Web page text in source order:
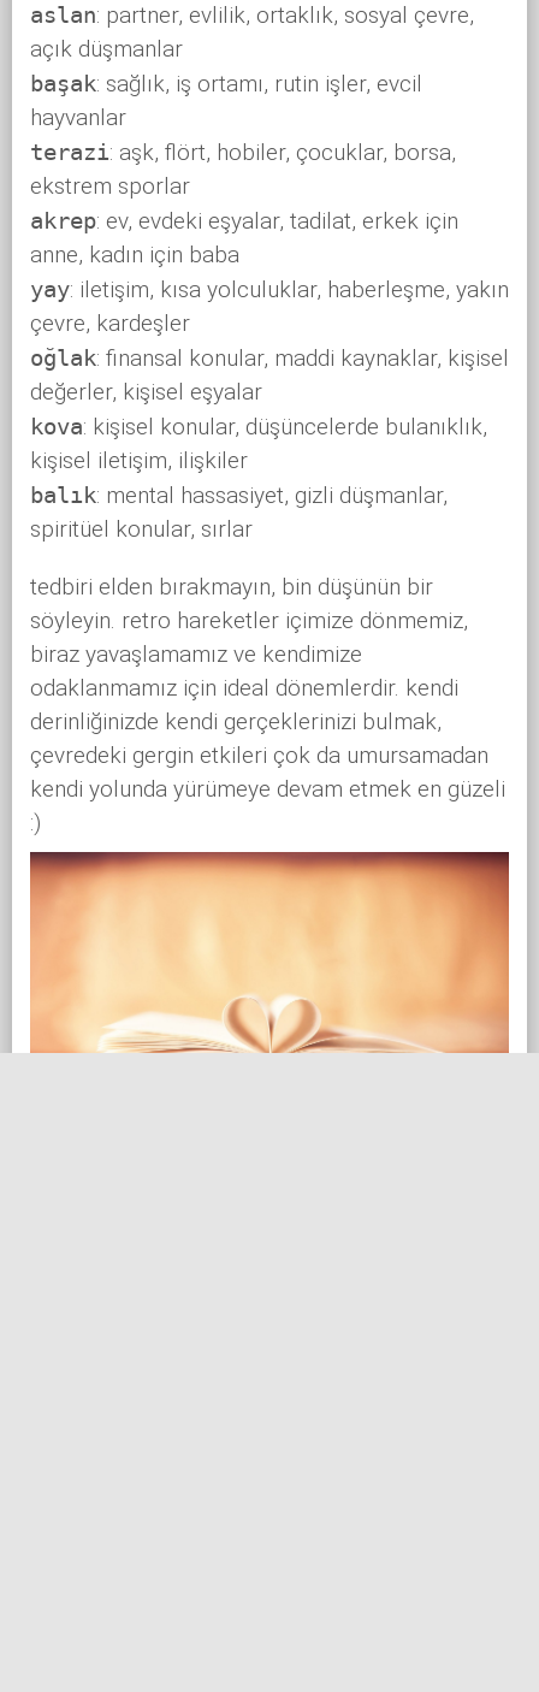
aslan: partner, evlilik, ortaklık, sosyal çevre,
açık düşmanlar
başak: sağlık, iş ortamı, rutin işler, evcil
hayvanlar
terazi: aşk, flört, hobiler, çocuklar, borsa,
ekstrem sporlar
akrep: ev, evdeki eşyalar, tadilat, erkek için
anne, kadın için baba
yay: iletişim, kısa yolculuklar, haberleşme, yakın
çevre, kardeşler
oğlak: finansal konular, maddi kaynaklar, kişisel
değerler, kişisel eşyalar
kova: kişisel konular, düşüncelerde bulanıklık,
kişisel iletişim, ilişkiler
balık: mental hassasiyet, gizli düşmanlar,
spiritüel konular, sırlar
tedbiri elden bırakmayın, bin düşünün bir
söyleyin. retro hareketler içimize dönmemiz,
biraz yavaşlamamız ve kendimize
odaklanmamız için ideal dönemlerdir. kendi
derinliğinizde kendi gerçeklerinizi bulmak,
çevredeki gergin etkileri çok da umursamadan
kendi yolunda yürümeye devam etmek en güzeli
:)